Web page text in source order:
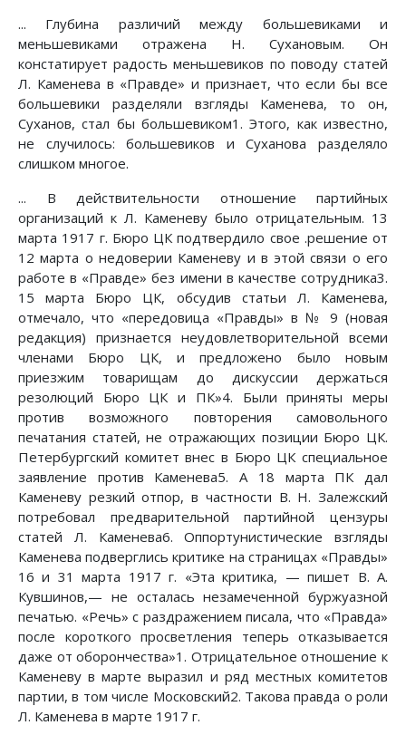
... Глубина различий между большевиками и
меньшевиками отражена Н. Сухановым. Он
констатирует радость меньшевиков по поводу статей
Л. Каменева в «Правде» и признает, что если бы все
большевики разделяли взгляды Каменева, то он,
Суханов, стал бы большевиком1. Этого, как известно,
не случилось: большевиков и Суханова разделяло
слишком многое.
... В действительности отношение партийных
организаций к Л. Каменеву было отрицательным. 13
марта 1917 г. Бюро ЦК подтвердило свое .решение от
12 марта о недоверии Каменеву и в этой связи о его
работе в «Правде» без имени в качестве сотрудника3.
15 марта Бюро ЦК, обсудив статьи Л. Каменева,
отмечало, что «передовица «Правды» в № 9 (новая
редакция) признается неудовлетворительной всеми
членами Бюро ЦК, и предложено было новым
приезжим товарищам до дискуссии держаться
резолюций Бюро ЦК и ПК»4. Были приняты меры
против возможного повторения самовольного
печатания статей, не отражающих позиции Бюро ЦК.
Петербургский комитет внес в Бюро ЦК специальное
заявление против Каменева5. А 18 марта ПК дал
Каменеву резкий отпор, в частности В. Н. Залежский
потребовал предварительной партийной цензуры
статей Л. Каменева6. Оппортунистические взгляды
Каменева подверглись критике на страницах «Правды»
16 и 31 марта 1917 г. «Эта критика, — пишет В. А.
Кувшинов,— не осталась незамеченной буржуазной
печатью. «Речь» с раздражением писала, что «Правда»
после короткого просветления теперь отказывается
даже от оборончества»1. Отрицательное отношение к
Каменеву в марте выразил и ряд местных комитетов
партии, в том числе Московский2. Такова правда о роли
Л. Каменева в марте 1917 г.